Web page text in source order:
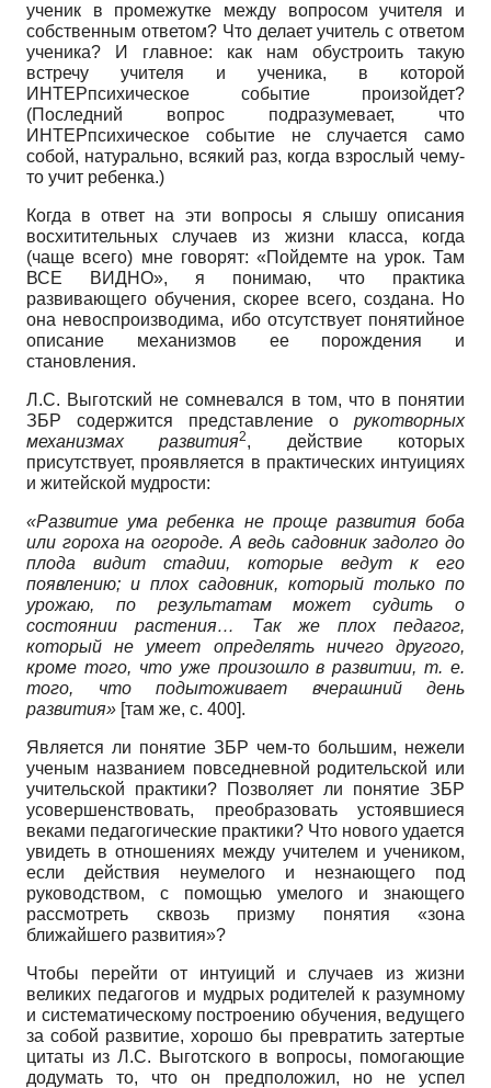
ученик в промежутке между вопросом учителя и
собственным ответом? Что делает учитель с ответом
ученика? И главное: как нам обустроить такую
встречу учителя и ученика, в которой
ИНТЕРпсихическое событие произойдет?
(Последний вопрос подразумевает, что
ИНТЕРпсихическое событие не случается само
собой, натурально, всякий раз, когда взрослый чему-
то учит ребенка.)
Когда в ответ на эти вопросы я слышу описания
восхитительных случаев из жизни класса, когда
(чаще всего) мне говорят: «Пойдемте на урок. Там
ВСЕ ВИДНО», я понимаю, что практика
развивающего обучения, скорее всего, создана. Но
она невоспроизводима, ибо отсутствует понятийное
описание механизмов ее порождения и
становления.
Л.С. Выготский не сомневался в том, что в понятии
ЗБР содержится представление о рукотворных
механизмах развития2, действие которых
присутствует, проявляется в практических интуициях
и житейской мудрости:
«Развитие ума ребенка не проще развития боба
или гороха на огороде. А ведь садовник задолго до
плода видит стадии, которые ведут к его
появлению; и плох садовник, который только по
урожаю, по результатам может судить о
состоянии растения… Так же плох педагог,
который не умеет определять ничего другого,
кроме того, что уже произошло в развитии, т. е.
того, что подытоживает вчерашний день
развития» [там же, с. 400].
Является ли понятие ЗБР чем-то большим, нежели
ученым названием повседневной родительской или
учительской практики? Позволяет ли понятие ЗБР
усовершенствовать, преобразовать устоявшиеся
веками педагогические практики? Что нового удается
увидеть в отношениях между учителем и учеником,
если действия неумелого и незнающего под
руководством, с помощью умелого и знающего
рассмотреть сквозь призму понятия «зона
ближайшего развития»?
Чтобы перейти от интуиций и случаев из жизни
великих педагогов и мудрых родителей к разумному
и систематическому построению обучения, ведущего
за собой развитие, хорошо бы превратить затертые
цитаты из Л.С. Выготского в вопросы, помогающие
додумать то, что он предположил, но не успел